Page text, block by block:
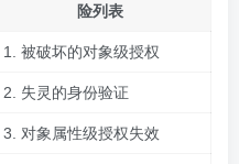
险列表
1. 被破坏的对象级授权
2. 失灵的身份验证
3. 对象属性级授权失效